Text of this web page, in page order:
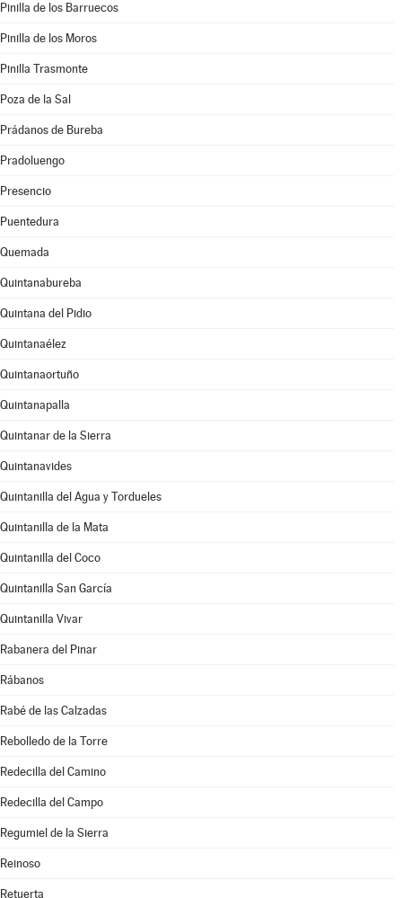
Pinilla de los Barruecos
Pinilla de los Moros
Pinilla Trasmonte
Poza de la Sal
Prádanos de Bureba
Pradoluengo
Presencio
Puentedura
Quemada
Quintanabureba
Quintana del Pidio
Quintanaélez
Quintanaortuño
Quintanapalla
Quintanar de la Sierra
Quintanavides
Quintanilla del Agua y Tordueles
Quintanilla de la Mata
Quintanilla del Coco
Quintanilla San García
Quintanilla Vivar
Rabanera del Pinar
Rábanos
Rabé de las Calzadas
Rebolledo de la Torre
Redecilla del Camino
Redecilla del Campo
Regumiel de la Sierra
Reinoso
Retuerta